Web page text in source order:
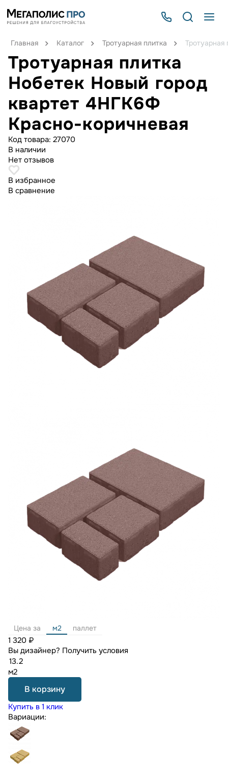
Главная Каталог Тротуарная плитка
Тротуарная плитка
Нобетек Новый город
квартет 4НГК6Ф
Красно-коричневая
Код товара: 27070
В наличии
Нет отзывов
В избранное
В сравнение
Цена за м2 паллет
1 320 ₽
Вы дизайнер? Получить условия
м2
В корзину
Купить в 1 клик
Вариации: